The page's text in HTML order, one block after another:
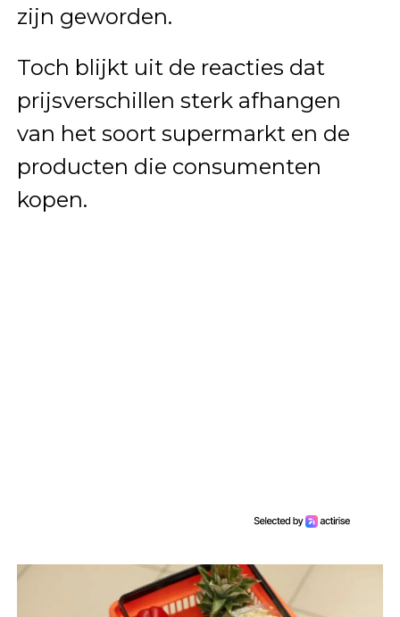
zijn geworden.
Toch blijkt uit de reacties dat
prijsverschillen sterk afhangen
van het soort supermarkt en de
producten die consumenten
kopen.